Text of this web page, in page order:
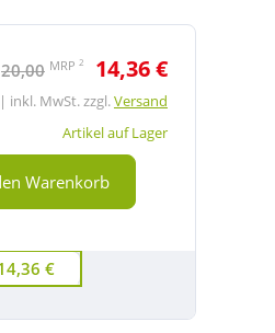
20,00 MRP 2 14,36 €
inkl. MwSt. zzgl.Versand
Artikel auf Lager
Warenkorb
€